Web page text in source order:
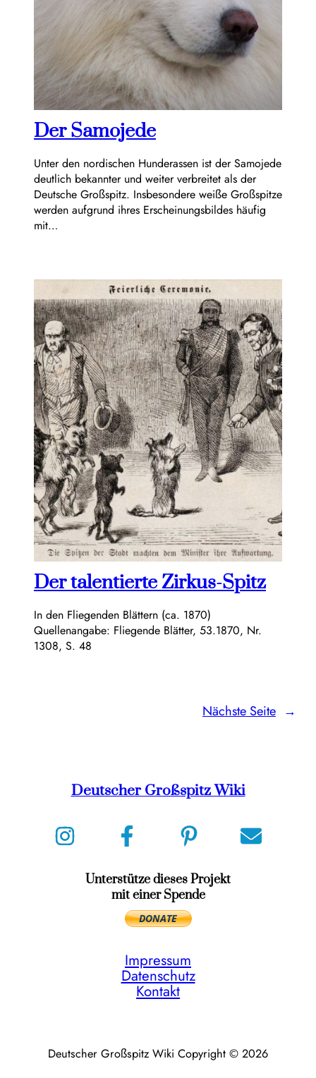
Der Samojede
Unter den nordischen Hunderassen ist der Samojede
deutlich bekannter und weiter verbreitet als der
Deutsche Großspitz. Insbesondere weiße Großspitze
werden aufgrund ihres Erscheinungsbildes häufig
mit…
Der talentierte Zirkus-Spitz
In den Fliegenden Blättern (ca. 1870)
Quellenangabe: Fliegende Blätter, 53.1870, Nr.
1308, S. 48
Nächste Seite →
Deutscher Großspitz Wiki
Unterstütze dieses Projekt
mit einer Spende
Impressum
Datenschutz
Kontakt
Deutscher Großspitz Wiki Copyright © 2026